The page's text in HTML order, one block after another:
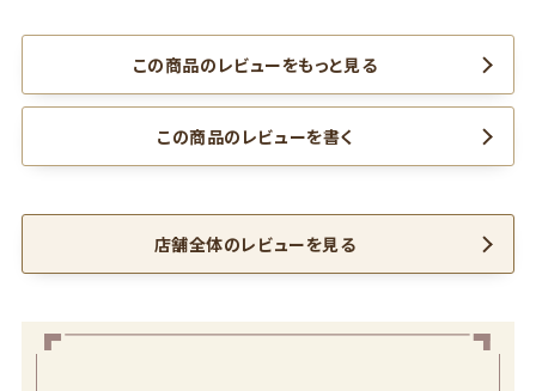
たので 是非 着たいと思います
シ丈のワンピースがあったら、浴衣
♪ これからも素敵なかりゆしを！！
この商品のレビューをもっと見る
この商品のレビューを書く
店舗全体のレビューを見る